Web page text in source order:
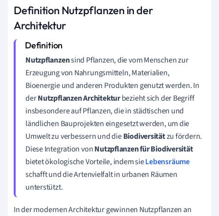
Definition Nutzpflanzen in der
Architektur
Nutzpflanzensind Pflanzen, die vom Menschen zur
Erzeugung von Nahrungsmitteln, Materialien,
Bioenergie und anderen Produkten genutzt werden. In
derNutzpflanzen Architekturbezieht sich der Begriff
insbesondere auf Pflanzen, die in städtischen und
ländlichen Bauprojekten eingesetzt werden, um die
Umwelt zu verbessern und dieBiodiversitätzu fördern.
Diese Integration vonNutzpflanzen für Biodiversität
bietet ökologische Vorteile, indem sieLebensräume
schafft und die Artenvielfalt in urbanen Räumen
unterstützt.
In der modernen Architektur gewinnen Nutzpflanzen an